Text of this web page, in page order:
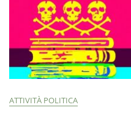
ATTIVITÀ POLITICA